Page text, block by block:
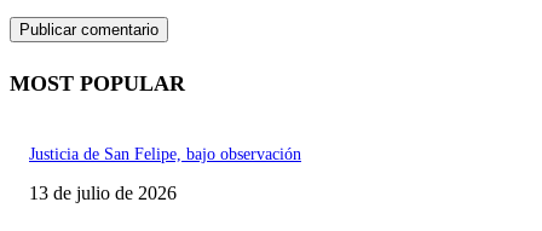
MOST POPULAR
Justicia de San Felipe, bajo observación
13 de julio de 2026